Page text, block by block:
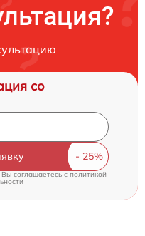
со
Вы соглашаетесь cполитикой